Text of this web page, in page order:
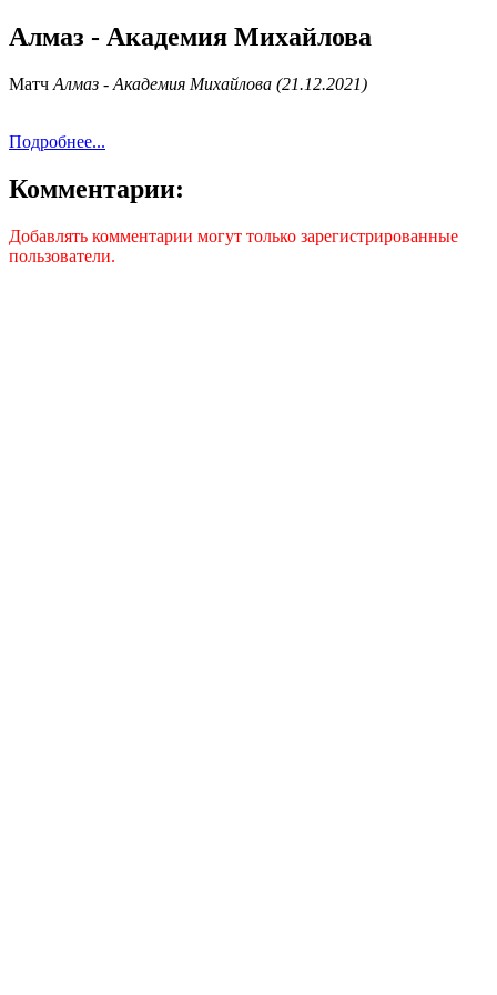
Алмаз - Академия Михайлова
Матч Алмаз - Академия Михайлова (21.12.2021)
Подробнее...
Комментарии:
Добавлять комментарии могут только зарегистрированные
пользователи.